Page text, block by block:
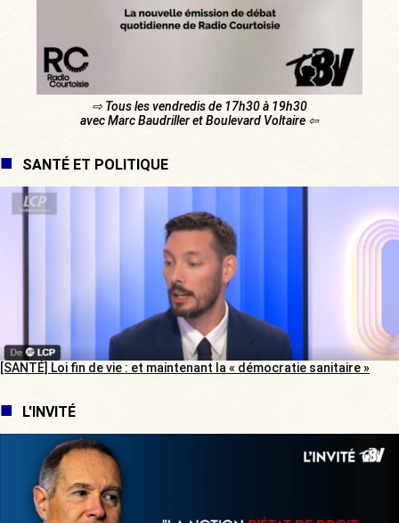
⇨ Tous les vendredis de 17h30 à 19h30
avec Marc Baudriller et Boulevard Voltaire ⇦
SANTÉ ET POLITIQUE
[SANTÉ] Loi fin de vie : et maintenant la « démocratie sanitaire »
L'INVITÉ